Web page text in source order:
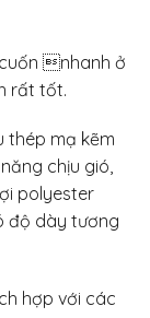
nhanh ở
rất tốt.
thép mạ kẽm
chịu gió,
polyester
độ dày tương
hợp với các